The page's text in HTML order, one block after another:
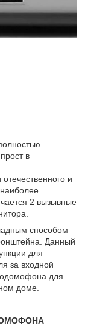
в
и
2 вызывные
способом
Данный
для
за входной
для
доме.